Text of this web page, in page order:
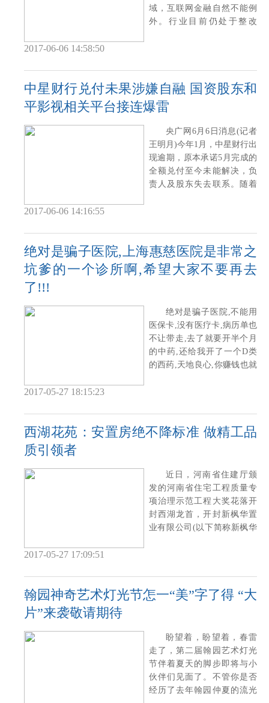
域，互联网金融自然不能例
外。行业目前仍处于整改
2017-06-06 14:58:50
中星财行兑付未果涉嫌自融 国资股东和
平影视相关平台接连爆雷
央广网6月6日消息(记者
王明月)今年1月，中星财行出
现逾期，原本承诺5月完成的
全额兑付至今未能解决，负
责人及股东失去联系。随着
2017-06-06 14:16:55
绝对是骗子医院,上海惠慈医院是非常之
坑爹的一个诊所啊,希望大家不要再去
了!!!
绝对是骗子医院,不能用
医保卡,没有医疗卡,病历单也
不让带走,去了就要开半个月
的中药,还给我开了一个D类
的西药,天地良心,你赚钱也就
2017-05-27 18:15:23
西湖花苑：安置房绝不降标准 做精工品
质引领者
近日，河南省住建厅颁
发的河南省住宅工程质量专
项治理示范工程大奖花落开
封西湖龙首，开封新枫华置
业有限公司(以下简称新枫华
2017-05-27 17:09:51
翰园神奇艺术灯光节怎一“美”字了得 “大
片”来袭敬请期待
盼望着，盼望着，春雷
走了，第二届翰园艺术灯光
节伴着夏天的脚步即将与小
伙伴们见面了。不管你是否
经历了去年翰园仲夏的流光